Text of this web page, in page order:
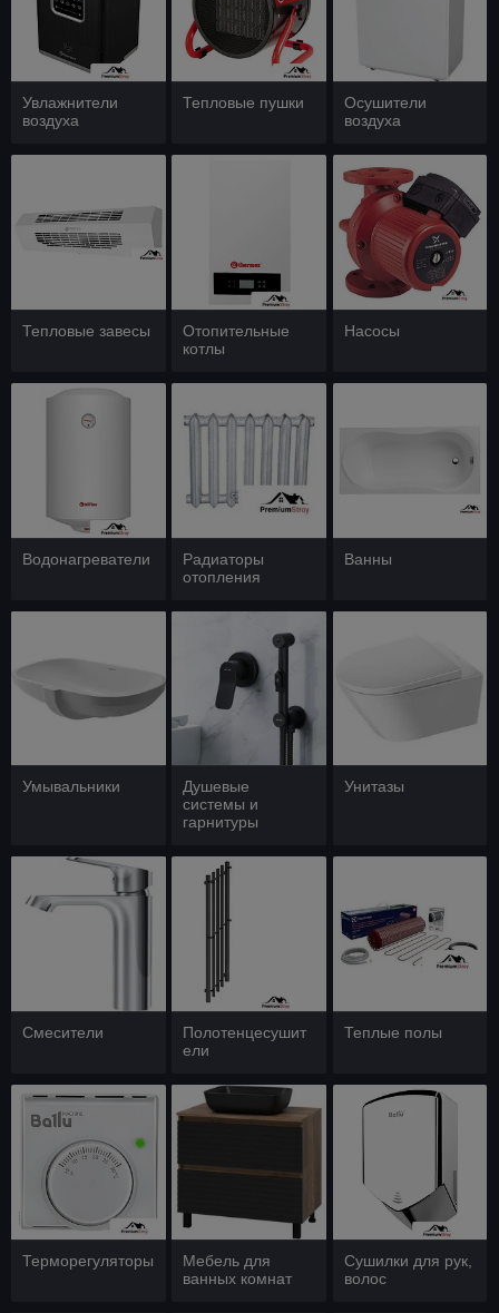
Увлажнители
воздуха
Тепловые пушки
Осушители
воздуха
Тепловые завесы
Отопительные
котлы
Насосы
Водонагреватели
Радиаторы
отопления
Ванны
Умывальники
Душевые
системы и
гарнитуры
Унитазы
Смесители
Полотенцесушит
ели
Теплые полы
Терморегуляторы
Мебель для
ванных комнат
Сушилки для рук,
волос